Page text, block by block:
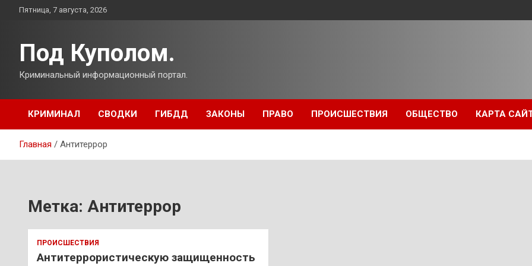
ПерейтиПятница, 7 августа, 2026
Под Куполом.
Криминальный информационный портал.
КРИМИНАЛ СВОДКИ ГИБДД ЗАКОНЫ ПРАВО ПРОИСШЕСТВИЯ ОБЩЕСТВО КАРТА
Главная Антитеррор
Метка: Антитеррор
ПРОИСШЕСТВИЯ
Антитеррористическую защищенность